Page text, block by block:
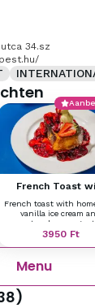
34.sz
French Toast
Homemade
Cream and
Ragout
French toast with
vanilla ice cream
strawberry ragout
3950Ft
Menu
)